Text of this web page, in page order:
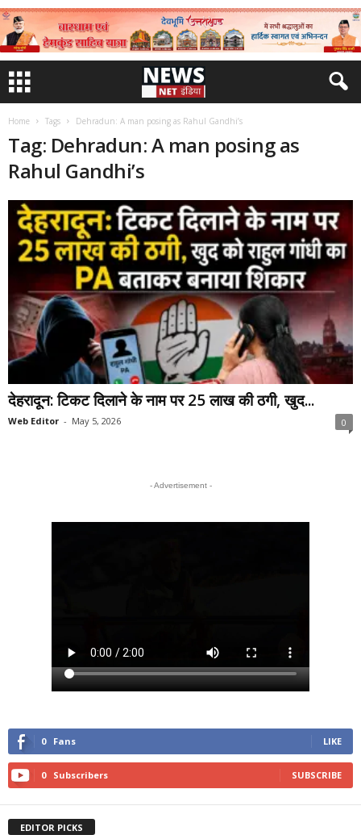
Home Tags Dehradun: A man posing as Rahul Gandhi’s
Tag: Dehradun: A man posing as
Rahul Gandhi’s
देहरादून: टिकट दिलाने के नाम पर 25 लाख की ठगी, खुद...
Web Editor - May 5, 2026 0
- Advertisement -
0 Fans LIKE
0 Subscribers SUBSCRIBE
EDITOR PICKS